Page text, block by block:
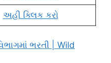
અહી ક્લિક કરો
ભરતી | Wild